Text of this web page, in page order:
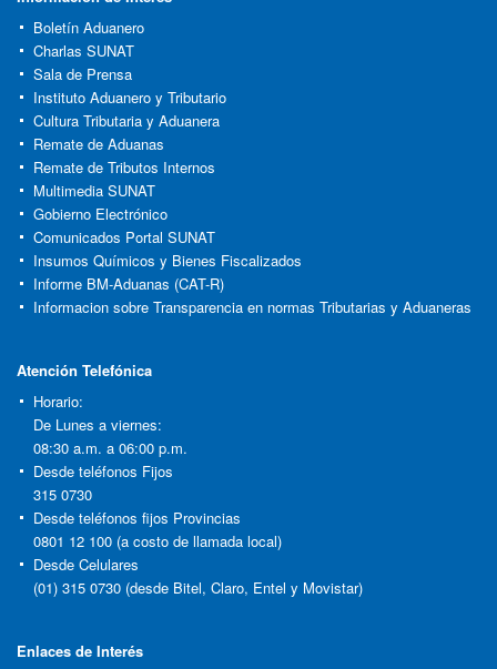
Boletín Aduanero
Charlas SUNAT
Sala de Prensa
Instituto Aduanero y Tributario
Cultura Tributaria y Aduanera
Remate de Aduanas
Remate de Tributos Internos
Multimedia SUNAT
Gobierno Electrónico
Comunicados Portal SUNAT
Insumos Químicos y Bienes Fiscalizados
Informe BM-Aduanas (CAT-R)
Informacion sobre Transparencia en normas Tributarias y Aduaneras
Atención Telefónica
Horario:
De Lunes a viernes:
08:30 a.m. a 06:00 p.m.
Desde teléfonos Fijos
315 0730
Desde teléfonos fijos Provincias
0801 12 100 (a costo de llamada local)
Desde Celulares
(01) 315 0730 (desde Bitel, Claro, Entel y Movistar)
Enlaces de Interés